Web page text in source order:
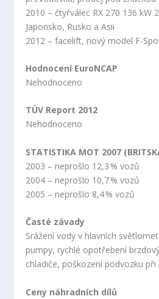
2010 – čtyřválec RX 270 136 kW
Japonsko, Rusko a Asii
2012 – facelift, nový model F-
Hodnocení EuroNCAP
Nehodnoceno
TÜV Report 2012
Nehodnoceno
STATISTIKA MOT 2007
2003 – neprošlo 12,3 % vozů
2004 – neprošlo 10,7 % vozů
2005 – neprošlo 8,4 % vozů
Časté závady
Srážení vody v hlavních
pumpy, rychlé opotřebení
chladiče, poškození podvozku
Ceny náhradních dílů